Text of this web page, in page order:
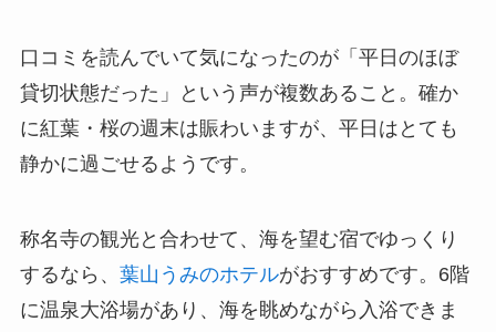
口コミを読んでいて気になったのが「平日のほぼ
貸切状態だった」という声が複数あること。確か
に紅葉・桜の週末は賑わいますが、平日はとても
静かに過ごせるようです。
称名寺の観光と合わせて、海を望む宿でゆっくり
するなら、 葉山うみのホテルがおすすめです。6階
に温泉大浴場があり、海を眺めながら入浴できま